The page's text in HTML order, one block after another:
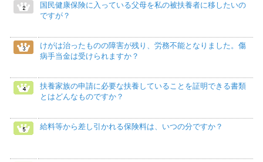
国民健康保険に入っている父母を私の被扶養者に移したいの
ですが？
けがは治ったものの障害が残り、労務不能となりました。傷
病手当金は受けられますか？
扶養家族の申請に必要な扶養していることを証明できる書類
とはどんなものですか？
給料等から差し引かれる保険料は、いつの分ですか？